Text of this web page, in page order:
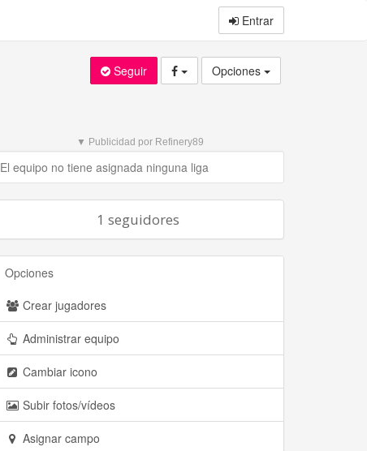
Entrar
Seguir Opciones
▼ Publicidad por Refinery89
El equipo no tiene asignada ninguna liga
1 seguidores
Opciones
Crear jugadores
Administrar equipo
Cambiar icono
Subir fotos/vídeos
Asignar campo